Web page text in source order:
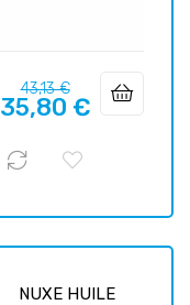
Prix
habituel
43,13 €Prix
35,80 €
NUXE HUILE